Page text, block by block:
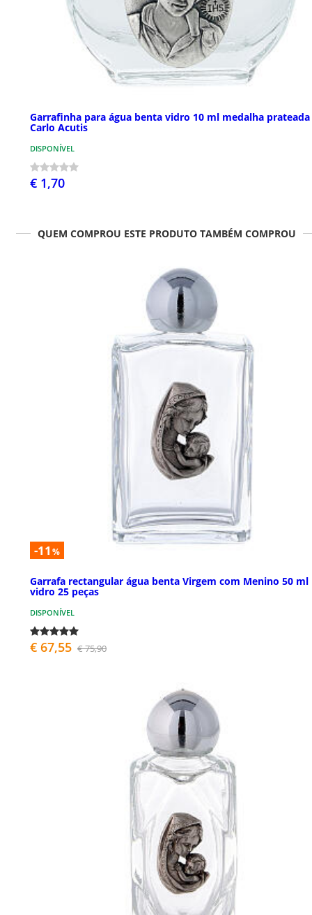
Garrafinha para água benta vidro 10 ml medalha prateada
Carlo Acutis
DISPONÍVEL
€ 1,70
QUEM COMPROU ESTE PRODUTO TAMBÉM COMPROU
-11 %
Garrafa rectangular água benta Virgem com Menino 50 ml
vidro 25 peças
DISPONÍVEL
€ 67,55 € 75,90